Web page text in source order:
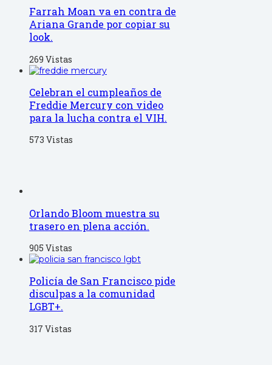
Farrah Moan va en contra de
Ariana Grande por copiar su
look.
269 Vistas
Celebran el cumpleaños de
Freddie Mercury con video
para la lucha contra el VIH.
573 Vistas
Orlando Bloom muestra su
trasero en plena acción.
905 Vistas
Policía de San Francisco pide
disculpas a la comunidad
LGBT+.
317 Vistas